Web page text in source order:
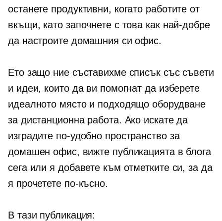
останете продуктивни, когато работите от
вкъщи, като започнете с това как най-добре
да настроите домашния си офис.
Ето защо ние съставихме списък със съвети
и идеи, които да ви помогнат да изберете
идеалното място и подходящо оборудване
за дистанционна работа. Ако искате да
изградите по-удобно пространство за
домашен офис, вижте публикацията в блога
сега или я добавете към отметките си, за да
я прочетете по-късно.
В тази публикация: